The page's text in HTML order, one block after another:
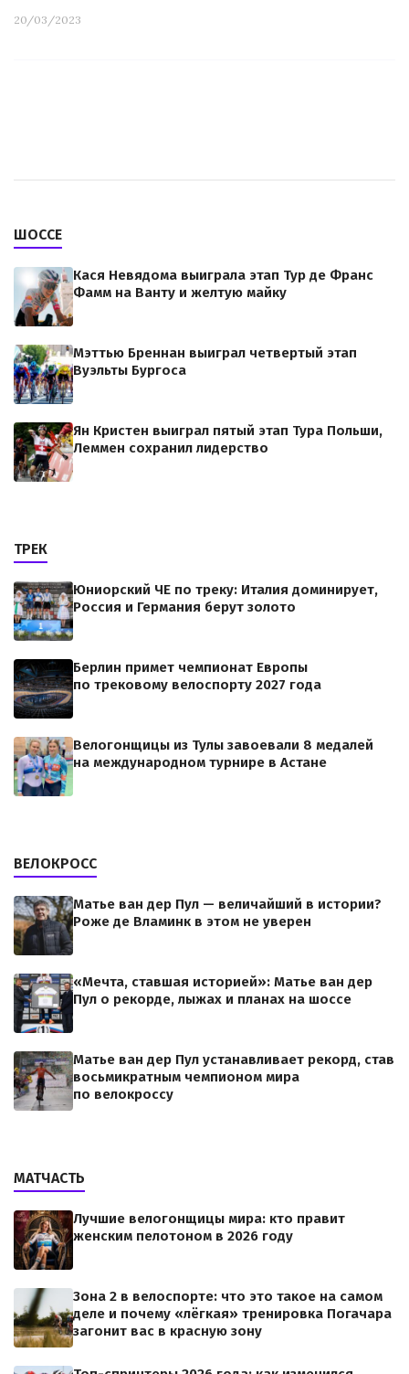
20/03/2023
ШОССЕ
Кася Невядома выиграла этап Тур де Франс
Фамм на Ванту и желтую майку
Мэттью Бреннан выиграл четвертый этап
Вуэльты Бургоса
Ян Кристен выиграл пятый этап Тура Польши,
Леммен сохранил лидерство
ТРЕК
Юниорский ЧЕ по треку: Италия доминирует,
Россия и Германия берут золото
Берлин примет чемпионат Европы
по трековому велоспорту 2027 года
Велогонщицы из Тулы завоевали 8 медалей
на международном турнире в Астане
ВЕЛОКРОСС
Матье ван дер Пул — величайший в истории?
Роже де Вламинк в этом не уверен
«Мечта, ставшая историей»: Матье ван дер
Пул о рекорде, лыжах и планах на шоссе
Матье ван дер Пул устанавливает рекорд, став
восьмикратным чемпионом мира
по велокроссу
МАТЧАСТЬ
Лучшие велогонщицы мира: кто правит
женским пелотоном в 2026 году
Зона 2 в велоспорте: что это такое на самом
деле и почему «лёгкая» тренировка Погачара
загонит вас в красную зону